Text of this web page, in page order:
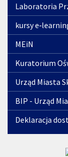
Laboratoria
kursy
MEiN
Kuratorium
Urząd Miasta
BIP - Urząd
Deklaracja